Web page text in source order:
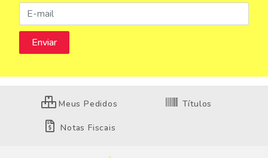
Meus Pedidos Títulos
Notas Fiscais